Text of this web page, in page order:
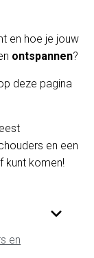
en hoe je jouw
ontspannen?
deze pagina
en een
kunt komen!
en